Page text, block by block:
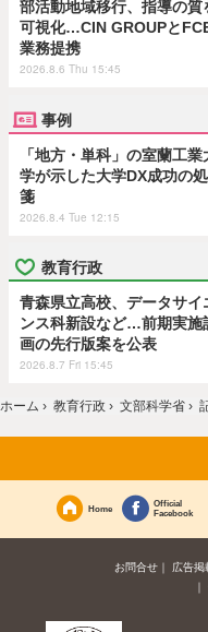
部活動地域移行、指導の質
可視化…CIN GROUPと
業務提携
2026.8.6 Thu 15:45
事例
「地方・単科」の室蘭工業
学が示した大学DX成功の
箋
2026.8.4 Tue 12:15
教育行政
青森県立高校、データサイ
ンス科新設など…前期実施
画の先行版案を公表
2026.8.7 Fri 15:45
ホーム › 教育行政 › 文部科学省 ›
Home
Official
Facebook
お問合せ 広告掲